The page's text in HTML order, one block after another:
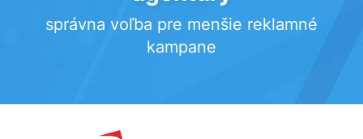
správna voľba pre menšie reklamné
kampane